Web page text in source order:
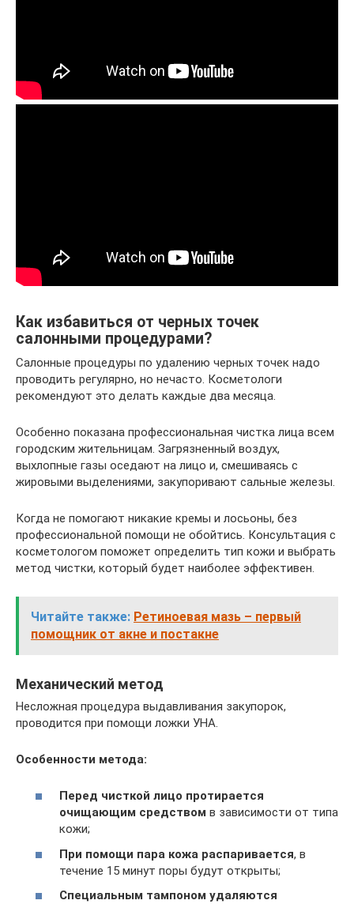
Как избавиться от черных точек
салонными процедурами?
Салонные процедуры по удалению черных точек надо
проводить регулярно, но нечасто. Косметологи
рекомендуют это делать каждые два месяца.
Особенно показана профессиональная чистка лица всем
городским жительницам. Загрязненный воздух,
выхлопные газы оседают на лицо и, смешиваясь с
жировыми выделениями, закупоривают сальные железы.
Когда не помогают никакие кремы и лосьоны, без
профессиональной помощи не обойтись. Консультация с
косметологом поможет определить тип кожи и выбрать
метод чистки, который будет наиболее эффективен.
Читайте также: Ретиноевая мазь – первый
помощник от акне и постакне
Механический метод
Несложная процедура выдавливания закупорок,
проводится при помощи ложки УНА.
Особенности метода:
Перед чисткой лицо протирается
очищающим средством в зависимости от типа
кожи;
При помощи пара кожа распаривается, в
течение 15 минут поры будут открыты;
Специальным тампоном удаляются